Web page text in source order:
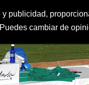
publicidad,
cambiar de
FEDERACIÓN CLUBES